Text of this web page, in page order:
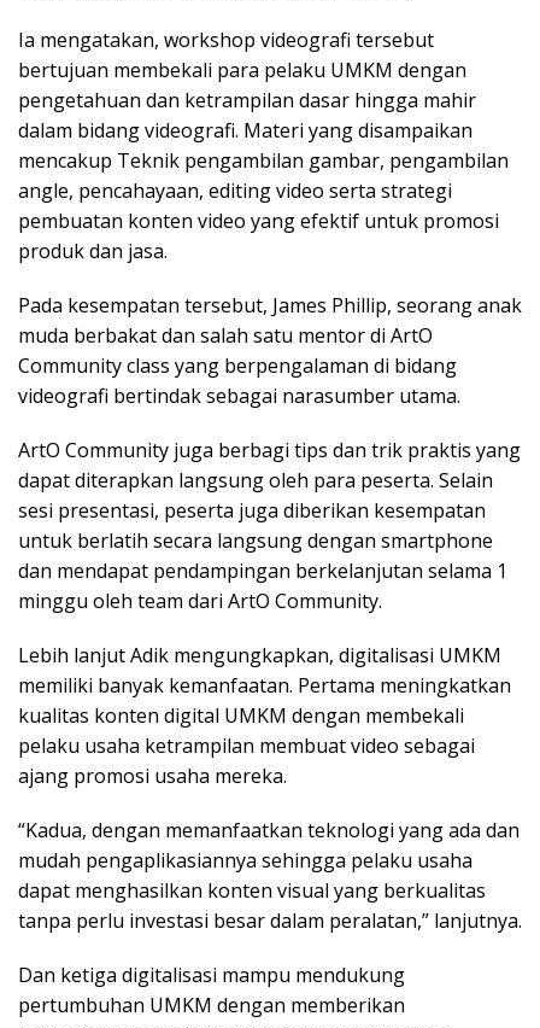
Ia mengatakan, workshop videografi tersebut
bertujuan membekali para pelaku UMKM dengan
pengetahuan dan ketrampilan dasar hingga mahir
dalam bidang videografi. Materi yang disampaikan
mencakup Teknik pengambilan gambar, pengambilan
angle, pencahayaan, editing video serta strategi
pembuatan konten video yang efektif untuk promosi
produk dan jasa.
Pada kesempatan tersebut, James Phillip, seorang anak
muda berbakat dan salah satu mentor di ArtO
Community class yang berpengalaman di bidang
videografi bertindak sebagai narasumber utama.
ArtO Community juga berbagi tips dan trik praktis yang
dapat diterapkan langsung oleh para peserta. Selain
sesi presentasi, peserta juga diberikan kesempatan
untuk berlatih secara langsung dengan smartphone
dan mendapat pendampingan berkelanjutan selama 1
minggu oleh team dari ArtO Community.
Lebih lanjut Adik mengungkapkan, digitalisasi UMKM
memiliki banyak kemanfaatan. Pertama meningkatkan
kualitas konten digital UMKM dengan membekali
pelaku usaha ketrampilan membuat video sebagai
ajang promosi usaha mereka.
“Kadua, dengan memanfaatkan teknologi yang ada dan
mudah pengaplikasiannya sehingga pelaku usaha
dapat menghasilkan konten visual yang berkualitas
tanpa perlu investasi besar dalam peralatan,” lanjutnya.
Dan ketiga digitalisasi mampu mendukung
pertumbuhan UMKM dengan memberikan